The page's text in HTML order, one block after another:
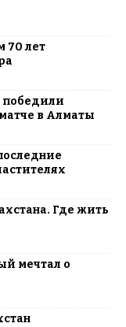
70 лет
победили
в Алматы
Где жить
мечтал о